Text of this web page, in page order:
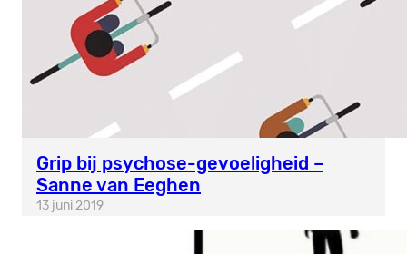
Grip bij psychose-gevoeligheid –
Sanne van Eeghen
13 juni 2019